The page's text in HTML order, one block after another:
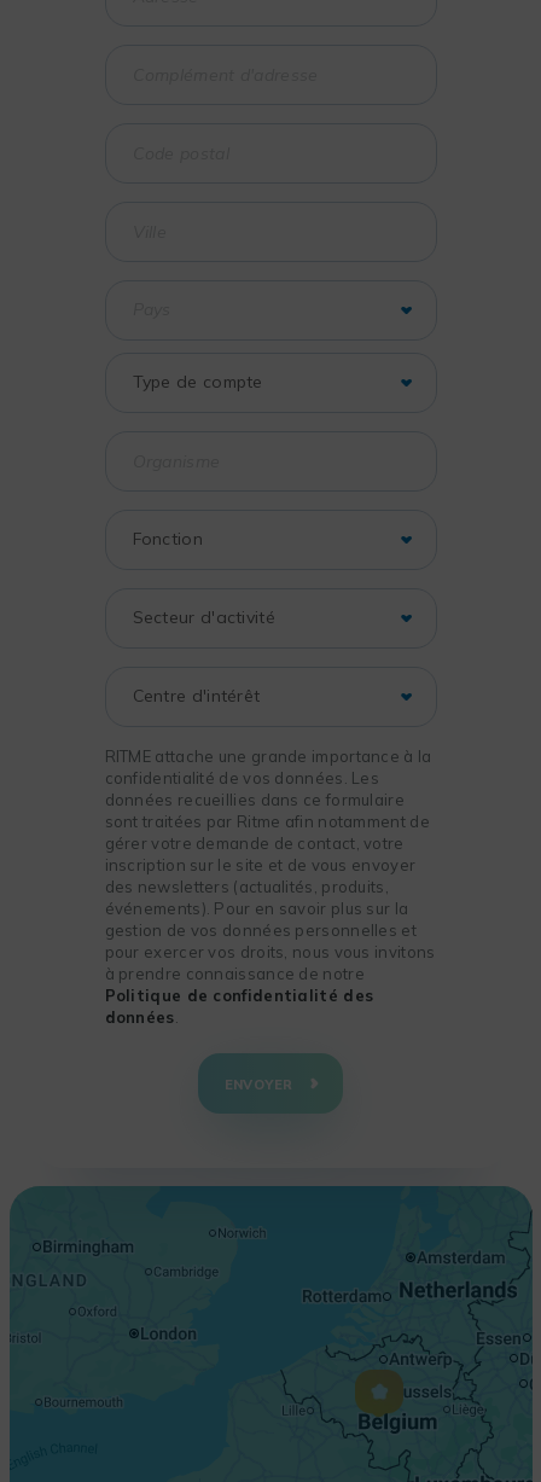
RITME attache une grande importance à la
confidentialité de vos données. Les
données recueillies dans ce formulaire
sont traitées par Ritme afin notamment de
gérer votre demande de contact, votre
inscription sur le site et de vous envoyer
des newsletters (actualités, produits,
événements). Pour en savoir plus sur la
gestion de vos données personnelles et
pour exercer vos droits, nous vous invitons
à prendre connaissance de notre
Politique de confidentialité des
données
ENVOYER